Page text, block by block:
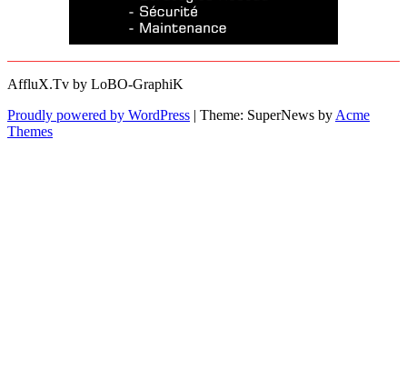
AffluX.Tv by LoBO-GraphiK
Proudly powered by WordPress | Theme: SuperNews by Acme
Themes